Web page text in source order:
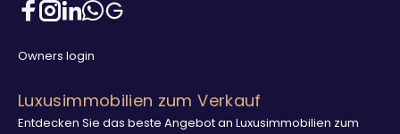
Owners login
Luxusimmobilien zum Verkauf
Entdecken Sie das beste Angebot an Luxusimmobilien zum